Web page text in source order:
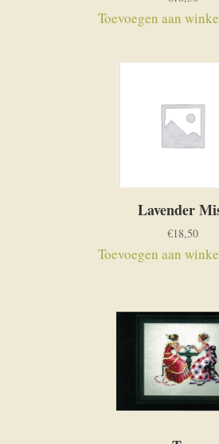
Toevoegen aan
Lavender
€18,50
Toevoegen aan